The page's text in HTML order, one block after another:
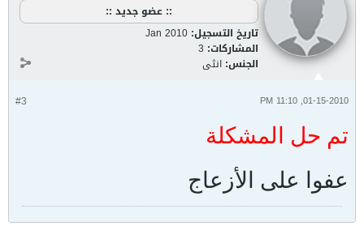
:: عضو جديد ::
تاريخ التسجيل: Jan 2010
المشاركات: 3
الجنس: انثى
#3 01-15-2010, 11:10 PM
تم حل المشكلة
عفوا على الأزعاج